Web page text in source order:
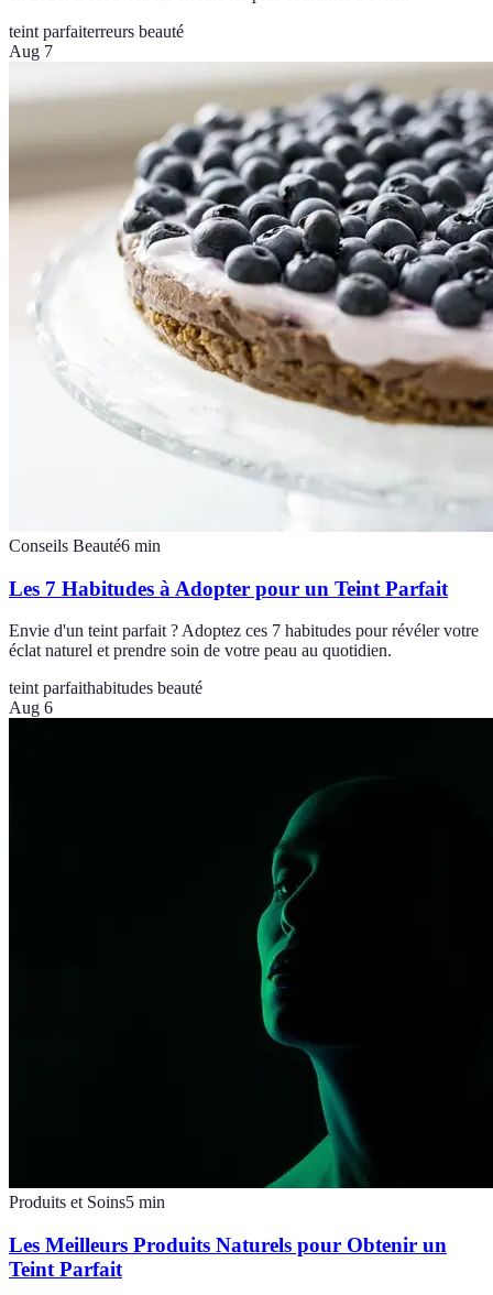
teint parfaiterreurs beauté
Aug 7
Conseils Beauté6 min
Les 7 Habitudes à Adopter pour un Teint Parfait
Envie d'un teint parfait ? Adoptez ces 7 habitudes pour révéler votre
éclat naturel et prendre soin de votre peau au quotidien.
teint parfaithabitudes beauté
Aug 6
Produits et Soins5 min
Les Meilleurs Produits Naturels pour Obtenir un
Teint Parfait